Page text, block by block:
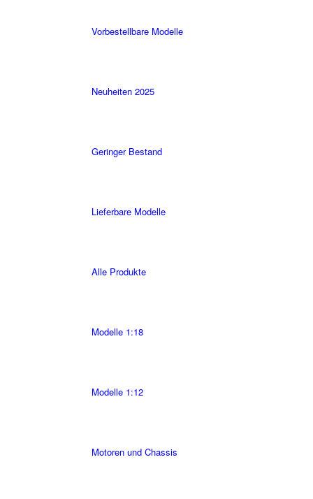
Vorbestellbare Modelle
Neuheiten 2025
Geringer Bestand
Lieferbare Modelle
Alle Produkte
Modelle 1:18
Modelle 1:12
Motoren und Chassis